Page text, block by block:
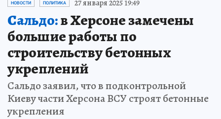
НОВОСТИ ПОЛИТИКА 27 января 2025 19:49
Сальдо:в Херсоне замечены
большие работы по
строительству бетонных
укреплений
Сальдо заявил, что в подконтрольной
Киеву части Херсона ВСУ строят бетонные
укрепления